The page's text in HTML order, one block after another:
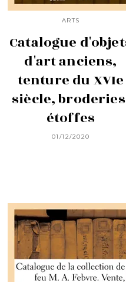
ARTS
Catalogue
d'art anciens,
tenture du XVIe
siècle,
étoffes
01/12/2020